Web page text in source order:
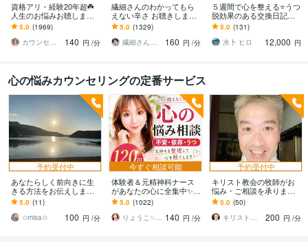
資格アリ・経験20年超☘️
人生のお悩みお聴します
鬱・HSP・介護障害・毒
親・恋愛・仕事・育児・
占い依存etc
5.0 (1969)
カウンセリング事務所☘️オフィスカノン
140 円 /分
繊細さんのわかってもら
えない辛さ お聴きします
HSP/モヤモヤを手放す一
歩☘️自分を大切にする✨を
始めよう
5.0 (1329)
繊細さん相談室☘️野崎真礼（まひろ）
160 円 /分
５週間で心を整える⭐うつ
脱効果のある交換日記し
ます 【通常版】気持ちを
吐き出す、習慣化❗
5.0 (131)
水卜 ヒロ
12,000 円
心の悩みカウンセリングの定番サービス
予約受付中
あなたらしく前向きに生
きる方法をお伝えします
仕事、恋愛、人間関係の
お悩み解決いたします。
5.0 (11)
✩misa✩
100 円 /分
今すぐ相談可能
体験者＆元精神科ナース
があなたの心に全集中✨し
ます 不安・依存・うつ
【心の悩み】モヤモヤや
不安を整理したい方へ♡
5.0 (1022)
りょうこ✨心を癒し現実を動かすセラピスト 140 円 /分
予約受付中
キリスト教会の牧師がお
悩み・ご相談を承ります
牧師歴21年。按手を受け
た（正式な資格を持つ）
現役牧師です。
5.0 (50)
キリスト教会の現役牧師さん
200 円 /分